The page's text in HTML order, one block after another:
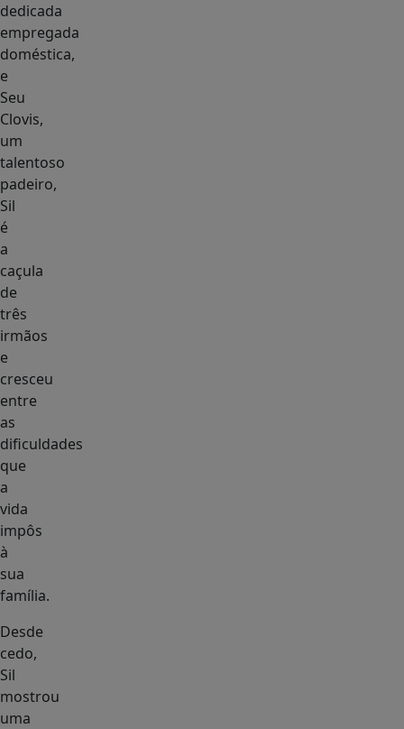
dedicada
empregada
doméstica,
e
Seu
Clovis,
um
talentoso
padeiro,
Sil
é
a
caçula
de
três
irmãos
e
cresceu
entre
as
dificuldades
que
a
vida
impôs
à
sua
família.
Desde
cedo,
Sil
mostrou
uma